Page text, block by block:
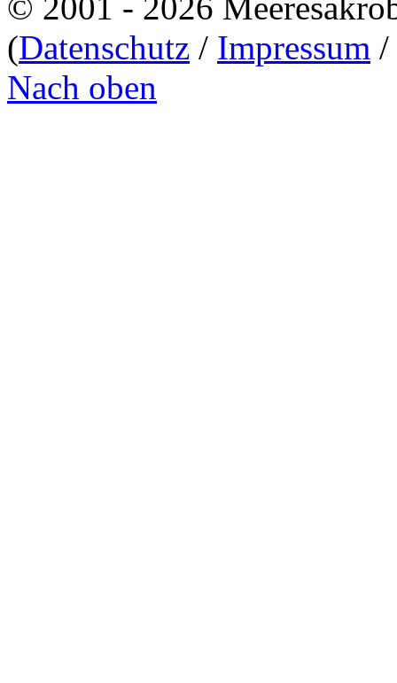
© 2001 - 2026
(Datenschutz / Impressum /
Nach oben